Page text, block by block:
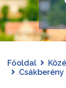
Főoldal
Csákberény